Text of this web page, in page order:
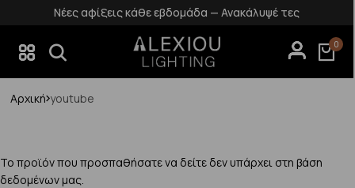
Νέες αφίξεις κάθε εβδομάδα — Ανακάλυψέ τες
0
Αρχική youtube
Το προϊόν που προσπαθήσατε να δείτε δεν υπάρχει στη βάση
δεδομένων μας.